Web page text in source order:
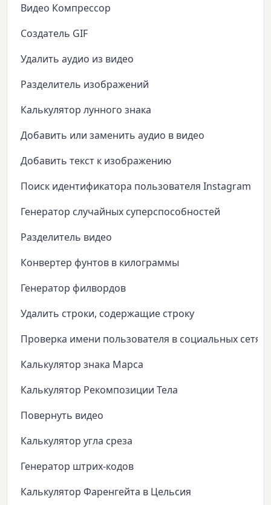
Видео Компрессор
Создатель GIF
Удалить аудио из видео
Разделитель изображений
Калькулятор лунного знака
Добавить или заменить аудио в видео
Добавить текст к изображению
Поиск идентификатора пользователя Instagram
Генератор случайных суперспособностей
Разделитель видео
Конвертер фунтов в килограммы
Генератор филвордов
Удалить строки, содержащие строку
Проверка имени пользователя в социальных сетях
Калькулятор знака Марса
Калькулятор Рекомпозиции Тела
Повернуть видео
Калькулятор угла среза
Генератор штрих-кодов
Калькулятор Фаренгейта в Цельсия